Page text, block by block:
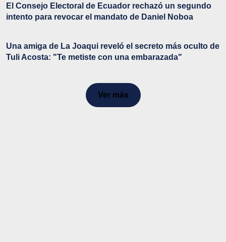
El Consejo Electoral de Ecuador rechazó un segundo
intento para revocar el mandato de Daniel Noboa
Una amiga de La Joaqui reveló el secreto más oculto de
Tuli Acosta: "Te metiste con una embarazada"
Ver más